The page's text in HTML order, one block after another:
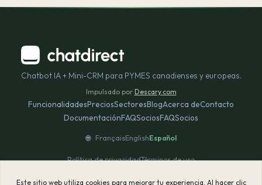
Chatbot IA + Mini-CRM para PYMES canadienses y europeas.
Impulsado por Descary.com
FuncionalidadesPreciosSectoresBlogAcerca deContacto
DocumentaciónFAQSociosFAQSocios
🌐 FrançaisEnglishEspañol
Política de privacidadTérminos de uso